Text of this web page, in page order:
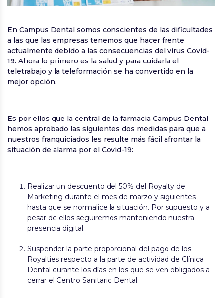
En Campus Dental somos conscientes de las dificultades
a las que las empresas tenemos que hacer frente
actualmente debido a las consecuencias del virus Covid-
19. Ahora lo primero es la salud y para cuidarla el
teletrabajo y la teleformación se ha convertido en la
mejor opción.
Es por ellos que la central de la farmacia Campus Dental
hemos aprobado las siguientes dos medidas para que a
nuestros franquiciados les resulte más fácil afrontar la
situación de alarma por el Covid-19:
Realizar un descuento del 50% del Royalty de
Marketing durante el mes de marzo y siguientes
hasta que se normalice la situación. Por supuesto y a
pesar de ellos seguiremos manteniendo nuestra
presencia digital.
Suspender la parte proporcional del pago de los
Royalties respecto a la parte de actividad de Clínica
Dental durante los días en los que se ven obligados a
cerrar el Centro Sanitario Dental.